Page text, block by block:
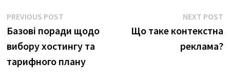
Навігація
записів
PREVIOUS POSTPrevious
post:
Базові поради щодо
вибору хостингу та
тарифного плану
NEXT POST
Що таке контекстна
реклама?